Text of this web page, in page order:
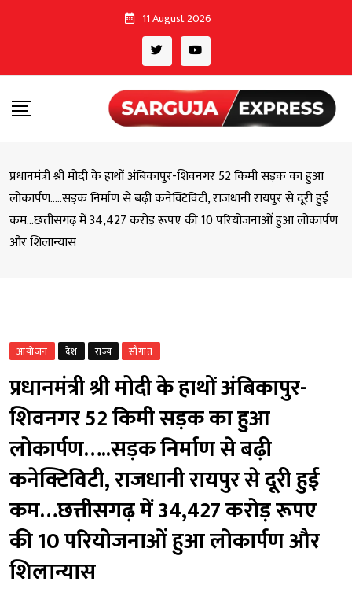
11 August 2026
प्रधानमंत्री श्री मोदी के हाथों अंबिकापुर-शिवनगर 52 किमी सड़क का हुआ
लोकार्पण…..सड़क निर्माण से बढ़ी कनेक्टिविटी, राजधानी रायपुर से दूरी हुई
कम…छत्तीसगढ़ में 34,427 करोड़ रूपए की 10 परियोजनाओं हुआ लोकार्पण
और शिलान्यास
आयोजन देश राज्य सौगात
प्रधानमंत्री श्री मोदी के हाथों अंबिकापुर-
शिवनगर 52 किमी सड़क का हुआ
लोकार्पण…..सड़क निर्माण से बढ़ी
कनेक्टिविटी, राजधानी रायपुर से दूरी हुई
कम…छत्तीसगढ़ में 34,427 करोड़ रूपए
की 10 परियोजनाओं हुआ लोकार्पण और
शिलान्यास